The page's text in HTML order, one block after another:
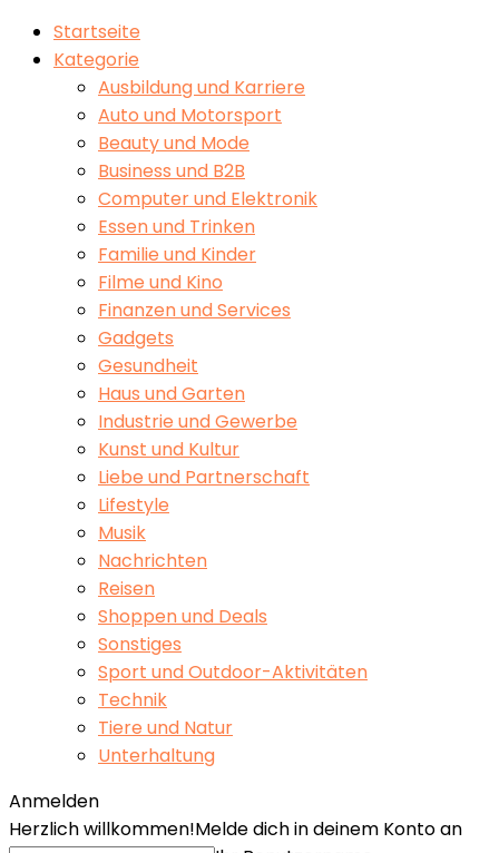
Startseite
Kategorie
Ausbildung und Karriere
Auto und Motorsport
Beauty und Mode
Business und B2B
Computer und Elektronik
Essen und Trinken
Familie und Kinder
Filme und Kino
Finanzen und Services
Gadgets
Gesundheit
Haus und Garten
Industrie und Gewerbe
Kunst und Kultur
Liebe und Partnerschaft
Lifestyle
Musik
Nachrichten
Reisen
Shoppen und Deals
Sonstiges
Sport und Outdoor-Aktivitäten
Technik
Tiere und Natur
Unterhaltung
Anmelden
Herzlich willkommen!Melde dich in deinem Konto an